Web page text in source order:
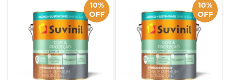
10%
OFF
10%
OFF